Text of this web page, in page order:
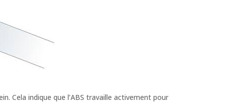
Cela indique que l’ABS travaille activement pour